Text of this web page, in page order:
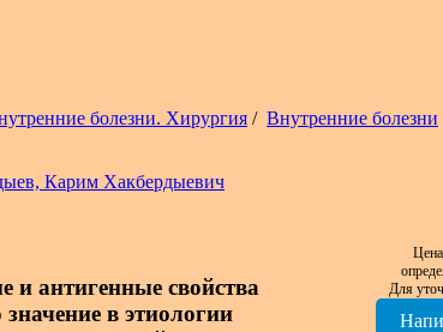
болезни. Хирургия / Внутренние болезни
Карим Хакбердыевич
и антигенные свойства
значение в этиологии
Для